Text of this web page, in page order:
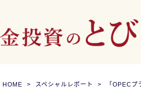
HOME スペシャルレポート 「OPEC